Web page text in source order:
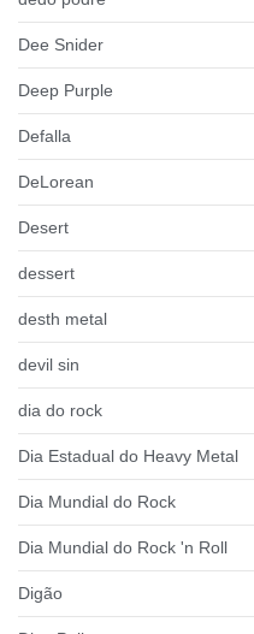
Dee Snider
Deep Purple
Defalla
DeLorean
Desert
dessert
desth metal
devil sin
dia do rock
Dia Estadual do Heavy Metal
Dia Mundial do Rock
Dia Mundial do Rock 'n Roll
Digão